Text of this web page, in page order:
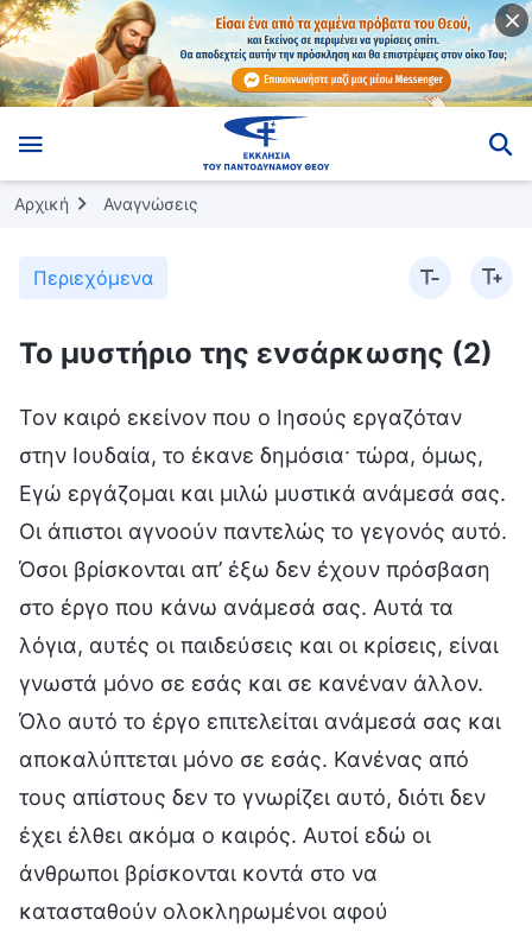
Αρχική Αναγνώσεις
Περιεχόμενα
Το μυστήριο της ενσάρκωσης (2)
Τον καιρό εκείνον που ο Ιησούς εργαζόταν
στην Ιουδαία, το έκανε δημόσια· τώρα, όμως,
Εγώ εργάζομαι και μιλώ μυστικά ανάμεσά σας.
Οι άπιστοι αγνοούν παντελώς το γεγονός αυτό.
Όσοι βρίσκονται απ’ έξω δεν έχουν πρόσβαση
στο έργο που κάνω ανάμεσά σας. Αυτά τα
λόγια, αυτές οι παιδεύσεις και οι κρίσεις, είναι
γνωστά μόνο σε εσάς και σε κανέναν άλλον.
Όλο αυτό το έργο επιτελείται ανάμεσά σας και
αποκαλύπτεται μόνο σε εσάς. Κανένας από
τους απίστους δεν το γνωρίζει αυτό, διότι δεν
έχει έλθει ακόμα ο καιρός. Αυτοί εδώ οι
άνθρωποι βρίσκονται κοντά στο να
κατασταθούν ολοκληρωμένοι αφού